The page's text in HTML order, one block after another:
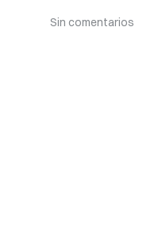
Sin comentarios